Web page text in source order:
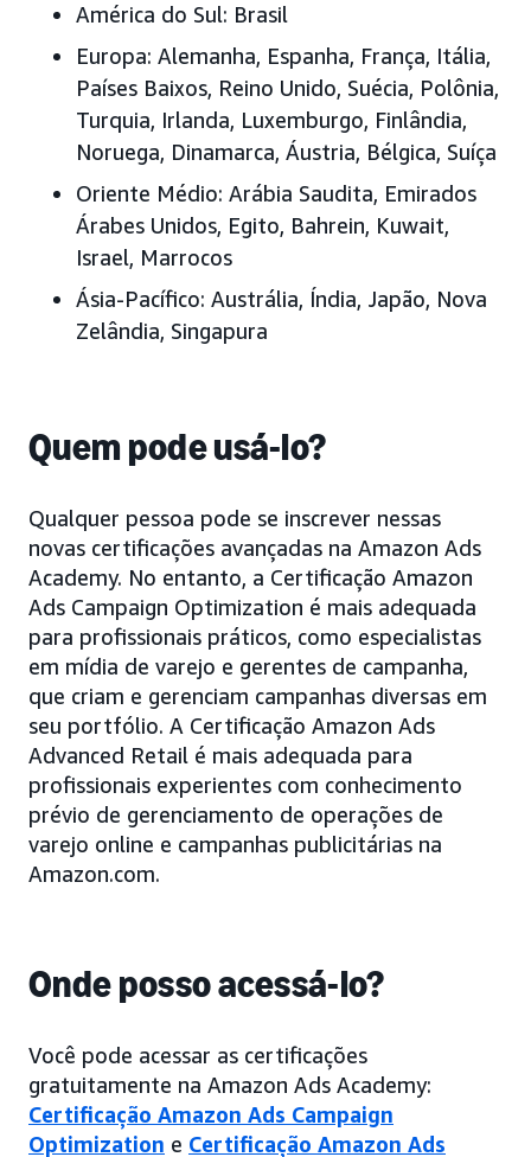
América do Sul: Brasil
Europa: Alemanha, Espanha, França, Itália,
Países Baixos, Reino Unido, Suécia, Polônia,
Turquia, Irlanda, Luxemburgo, Finlândia,
Noruega, Dinamarca, Áustria, Bélgica, Suíça
Oriente Médio: Arábia Saudita, Emirados
Árabes Unidos, Egito, Bahrein, Kuwait,
Israel, Marrocos
Ásia-Pacífico: Austrália, Índia, Japão, Nova
Zelândia, Singapura
Quem pode usá-lo?
Qualquer pessoa pode se inscrever nessas
novas certificações avançadas na Amazon Ads
Academy. No entanto, a Certificação Amazon
Ads Campaign Optimization é mais adequada
para profissionais práticos, como especialistas
em mídia de varejo e gerentes de campanha,
que criam e gerenciam campanhas diversas em
seu portfólio. A Certificação Amazon Ads
Advanced Retail é mais adequada para
profissionais experientes com conhecimento
prévio de gerenciamento de operações de
varejo online e campanhas publicitárias na
Amazon.com.
Onde posso acessá-lo?
Você pode acessar as certificações
gratuitamente na Amazon Ads Academy:
Certificação Amazon Ads Campaign
Optimization e Certificação Amazon Ads